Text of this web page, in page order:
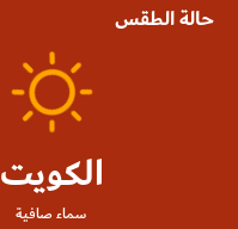
حالة الطقس
الكويت
سماء صافية